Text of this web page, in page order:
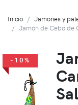
Inicio Jamones y
Jamón de Cebo de
-10%